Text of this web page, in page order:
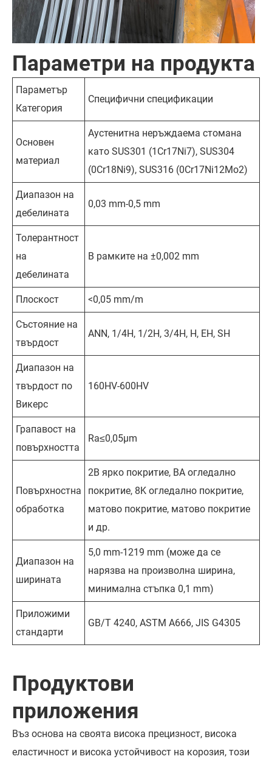
Параметри на продукта
Параметър
Категория
Специфични спецификации
Основен
материал
Аустенитна неръждаема стомана
като SUS301 (1Cr17Ni7), SUS304
(0Cr18Ni9), SUS316 (0Cr17Ni12Mo2)
Диапазон на
дебелината
0,03 mm-0,5 mm
Толерантност
на
дебелината
В рамките на ±0,002 mm
Плоскост <0,05 mm/m
Състояние на
твърдост
ANN, 1/4H, 1/2H, 3/4H, H, EH, SH
Диапазон на
твърдост по
Викерс
160HV-600HV
Грапавост на
повърхността
Ra≤0,05μm
Повърхностна
обработка
2B ярко покритие, BA огледално
покритие, 8K огледално покритие,
матово покритие, матово покритие
и др.
Диапазон на
ширината
5,0 mm-1219 mm (може да се
нарязва на произволна ширина,
минимална стъпка 0,1 mm)
Приложими
стандарти
GB/T 4240, ASTM A666, JIS G4305
Продуктови
приложения
Въз основа на своята висока прецизност, висока
еластичност и висока устойчивост на корозия, този